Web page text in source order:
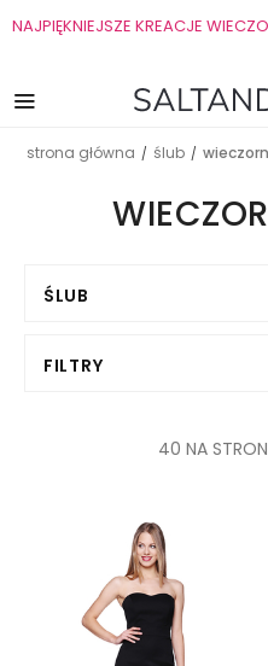
NAJPIĘKNIEJSZE KREACJE
strona główna / ślub /
ŚLUB
FILTRY
40 NA